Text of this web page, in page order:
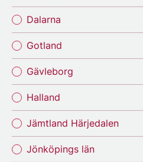
Dalarna
Gotland
Gävleborg
Halland
Jämtland Härjedalen
Jönköpings län